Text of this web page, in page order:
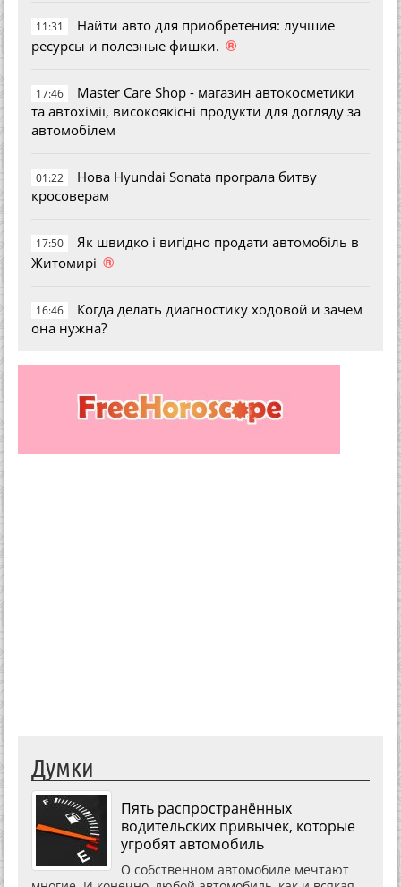
11:31
Найти авто для приобретения: лучшие
ресурсы и полезные фишки. ®
17:46
Master Care Shop - магазин автокосметики
та автохімії, високоякісні продукти для догляду за
автомобілем
01:22
Нова Hyundai Sonata програла битву
кросоверам
17:50
Як швидко і вигідно продати автомобіль в
Житомирі ®
16:46
Когда делать диагностику ходовой и зачем
она нужна?
Думки
Пять распространённых
водительских привычек, которые
угробят автомобиль
О собственном автомобиле мечтают